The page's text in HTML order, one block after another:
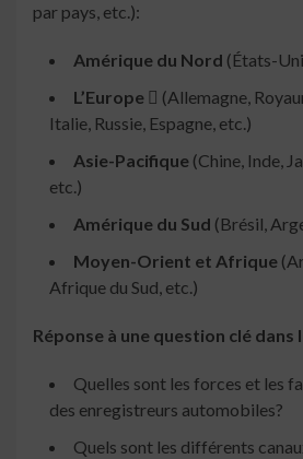
par pays, etc.):
Amérique du Nord (États-
L’Europe  (Allemagne,
Italie, Russie, Espagne, etc.)
Asie-Pacifique (Chine, Inde,
etc.)
Amérique du Sud (Brésil,
Moyen-Orient et Afrique
Afrique du Sud, etc.)
Réponse à une question clé
Quelles sont les forces et les
des enregistreurs automobiles?
Quels sont les différents